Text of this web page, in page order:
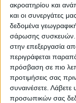
ακροατηρίου και
και οι συνεργάτες
δεδομένα
σάρωσης συσκευών.
στην επεξεργασία
περιγράφεται
πρόσβαση σε πιο
προτιμήσεις σας
συναινέσετε. Λάβετε
προσωπικών σας
One Central